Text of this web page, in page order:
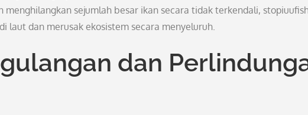
menghilangkan sejumlah besar ikan secara tidak terkendali,
laut dan merusak ekosistem secara menyeluruh.
dan